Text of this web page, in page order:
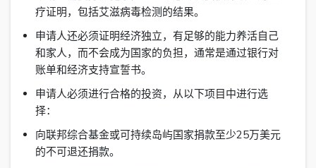
疗证明，包括艾滋病毒检测的结果。
申请人还必须证明经济独立，有足够的能力养活自己
和家人，而不会成为国家的负担，通常是通过银行对
账单和经济支持宣誓书。
申请人必须进行合格的投资，从以下项目中进行选
择：
向联邦综合基金或可持续岛屿国家捐款至少25万美元
的不可退还捐款。